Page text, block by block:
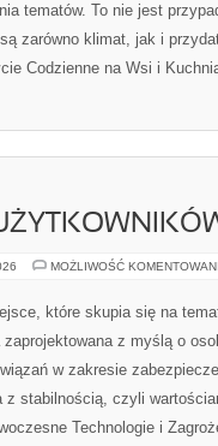
tematów. To nie jest
zarówno klimat, jak i
Codzienne na Wsi i
MOŻLIWOŚĆ
które skupia się na
z myślą o
w zakresie
z stabilnością, czyli
Technologie i